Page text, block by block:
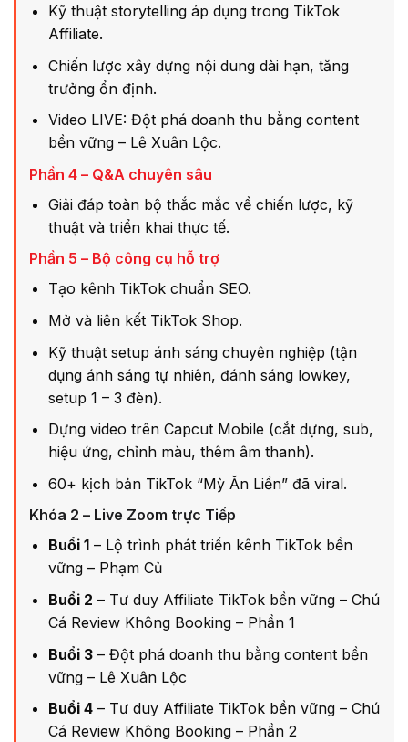
Kỹ thuật storytelling áp dụng trong TikTok
Affiliate.
Chiến lược xây dựng nội dung dài hạn, tăng
trưởng ổn định.
Video LIVE: Đột phá doanh thu bằng content
bền vững – Lê Xuân Lộc.
Phần 4 – Q&A chuyên sâu
Giải đáp toàn bộ thắc mắc về chiến lược, kỹ
thuật và triển khai thực tế.
Phần 5 – Bộ công cụ hỗ trợ
Tạo kênh TikTok chuẩn SEO.
Mở và liên kết TikTok Shop.
Kỹ thuật setup ánh sáng chuyên nghiệp (tận
dụng ánh sáng tự nhiên, đánh sáng lowkey,
setup 1 – 3 đèn).
Dựng video trên Capcut Mobile (cắt dựng, sub,
hiệu ứng, chỉnh màu, thêm âm thanh).
60+ kịch bản TikTok “Mỳ Ăn Liền” đã viral.
Khóa 2 – Live Zoom trực Tiếp
Buổi 1– Lộ trình phát triển kênh TikTok bền
vững – Phạm Củ
Buổi 2 – Tư duy Affiliate TikTok bền vững – Chú
Cá Review Không Booking – Phần 1
Buổi 3– Đột phá doanh thu bằng content bền
vững – Lê Xuân Lộc
Buổi 4– Tư duy Affiliate TikTok bền vững – Chú
Cá Review Không Booking – Phần 2